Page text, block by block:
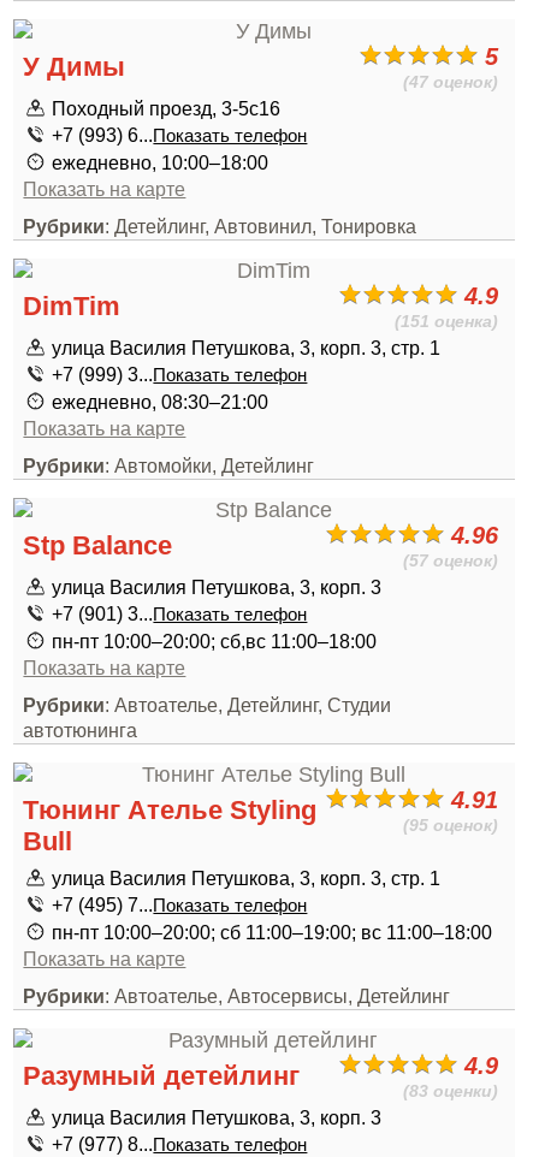
5
(47 оценок)
У Димы
Походный проезд, 3-5с16
+7 (993) 6...Показать телефон
ежедневно, 10:00–18:00
Показать на карте
Рубрики: Детейлинг, Автовинил, Тонировка
4.9
(151 оценка)
DimTim
улица Василия Петушкова, 3, корп. 3, стр. 1
+7 (999) 3...Показать телефон
ежедневно, 08:30–21:00
Показать на карте
Рубрики: Автомойки, Детейлинг
4.96
(57 оценок)
Stp Balance
улица Василия Петушкова, 3, корп. 3
+7 (901) 3...Показать телефон
пн-пт 10:00–20:00; сб,вс 11:00–18:00
Показать на карте
Рубрики: Автоателье, Детейлинг, Студии
автотюнинга
4.91
(95 оценок)
Тюнинг Ателье Styling
Bull
улица Василия Петушкова, 3, корп. 3, стр. 1
+7 (495) 7...Показать телефон
пн-пт 10:00–20:00; сб 11:00–19:00; вс 11:00–18:00
Показать на карте
Рубрики: Автоателье, Автосервисы, Детейлинг
4.9
(83 оценки)
Разумный детейлинг
улица Василия Петушкова, 3, корп. 3
+7 (977) 8...Показать телефон